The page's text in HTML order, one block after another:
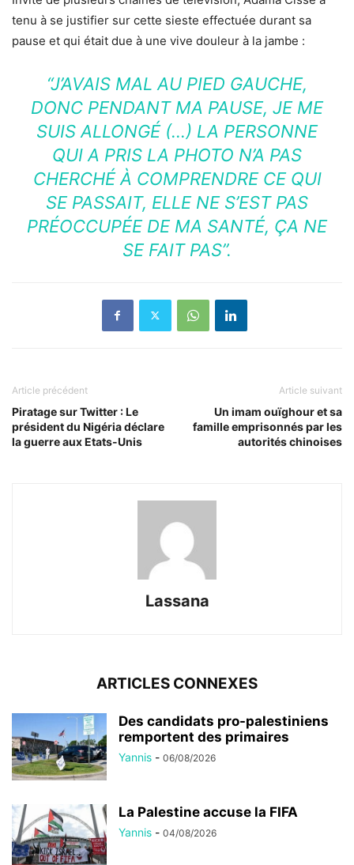
tenu à se justifier sur cette sieste effectuée durant sa
pause et qui était due à une vive douleur à la jambe :
“J’AVAIS MAL AU PIED GAUCHE,
DONC PENDANT MA PAUSE, JE ME
SUIS ALLONGÉ (…) LA PERSONNE
QUI A PRIS LA PHOTO N’A PAS
CHERCHÉ À COMPRENDRE CE QUI
SE PASSAIT, ELLE NE S’EST PAS
PRÉOCCUPÉE DE MA SANTÉ, ÇA NE
SE FAIT PAS”.
Article précédent
Piratage sur Twitter : Le
président du Nigéria déclare
la guerre aux Etats-Unis
Article suivant
Un imam ouïghour et sa
famille emprisonnés par les
autorités chinoises
Lassana
ARTICLES CONNEXES
Des candidats pro-palestiniens
remportent des primaires
Yannis - 06/08/2026
La Palestine accuse la FIFA
Yannis - 04/08/2026